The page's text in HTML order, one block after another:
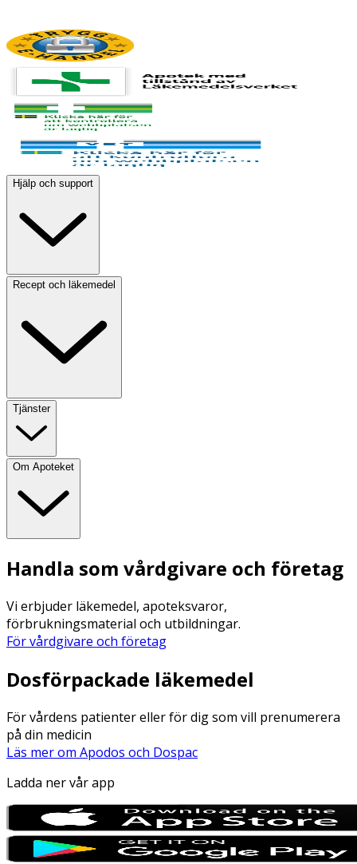
Hjälp och support
Recept och läkemedel
Tjänster
Om Apoteket
Handla som vårdgivare och företag
Vi erbjuder läkemedel, apoteksvaror,
förbrukningsmaterial och utbildningar.
För vårdgivare och företag
Dosförpackade läkemedel
För vårdens patienter eller för dig som vill prenumerera
på din medicin
Läs mer om Apodos och Dospac
Ladda ner vår app